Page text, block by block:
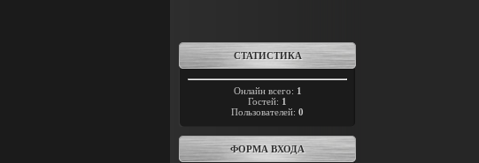
СТАТИСТИКА
Онлайн всего: 1
Гостей: 1
Пользователей: 0
ФОРМА ВХОДА